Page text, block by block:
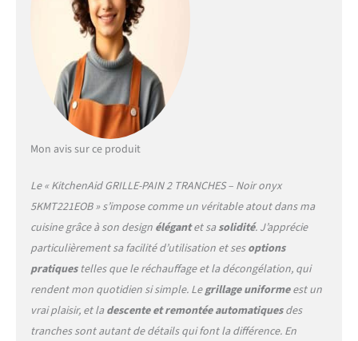
Mon avis sur ce produit
Le « KitchenAid GRILLE-PAIN 2 TRANCHES – Noir onyx
5KMT221EOB » s’impose comme un véritable atout dans ma
cuisine grâce à son design élégantet sasolidité. J’apprécie
particulièrement sa facilité d’utilisation et sesoptions
pratiquestelles que le réchauffage et la décongélation, qui
rendent mon quotidien si simple. Legrillage uniformeest un
vrai plaisir, et ladescente et remontée automatiquesdes
tranches sont autant de détails qui font la différence. En